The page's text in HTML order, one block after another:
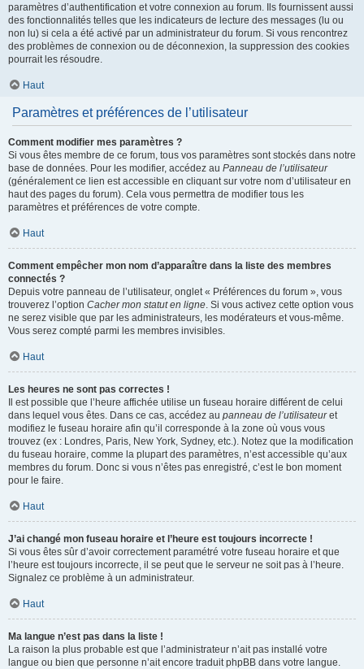
paramètres d’authentification et votre connexion au forum. Ils fournissent aussi
des fonctionnalités telles que les indicateurs de lecture des messages (lu ou
non lu) si cela a été activé par un administrateur du forum. Si vous rencontrez
des problèmes de connexion ou de déconnexion, la suppression des cookies
pourrait les résoudre.
Haut
Paramètres et préférences de l’utilisateur
Comment modifier mes paramètres ?
Si vous êtes membre de ce forum, tous vos paramètres sont stockés dans notre
base de données. Pour les modifier, accédez au Panneau de l’utilisateur
(généralement ce lien est accessible en cliquant sur votre nom d’utilisateur en
haut des pages du forum). Cela vous permettra de modifier tous les
paramètres et préférences de votre compte.
Haut
Comment empêcher mon nom d’apparaître dans la liste des membres
connectés ?
Depuis votre panneau de l’utilisateur, onglet « Préférences du forum », vous
trouverez l’option Cacher mon statut en ligne. Si vous activez cette option vous
ne serez visible que par les administrateurs, les modérateurs et vous-même.
Vous serez compté parmi les membres invisibles.
Haut
Les heures ne sont pas correctes !
Il est possible que l’heure affichée utilise un fuseau horaire différent de celui
dans lequel vous êtes. Dans ce cas, accédez au panneau de l’utilisateuret
modifiez le fuseau horaire afin qu’il corresponde à la zone où vous vous
trouvez (ex : Londres, Paris, New York, Sydney, etc.). Notez que la modification
du fuseau horaire, comme la plupart des paramètres, n’est accessible qu’aux
membres du forum. Donc si vous n’êtes pas enregistré, c’est le bon moment
pour le faire.
Haut
J’ai changé mon fuseau horaire et l’heure est toujours incorrecte !
Si vous êtes sûr d’avoir correctement paramétré votre fuseau horaire et que
l’heure est toujours incorrecte, il se peut que le serveur ne soit pas à l’heure.
Signalez ce problème à un administrateur.
Haut
Ma langue n’est pas dans la liste !
La raison la plus probable est que l’administrateur n’ait pas installé votre
langue ou bien que personne n’ait encore traduit phpBB dans votre langue.